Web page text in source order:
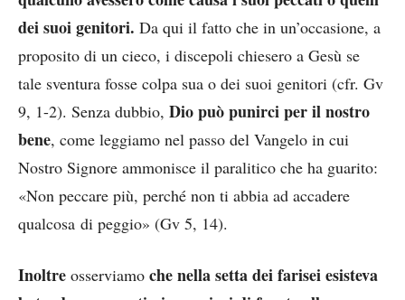
dei suoi genitori. Da qui il fatto che in un’occasione, a
proposito di un cieco, i discepoli chiesero a Gesù se
tale sventura fosse colpa sua o dei suoi genitori (cfr. Gv
9, 1-2). Senza dubbio, Dio può punirci per il nostro
bene, come leggiamo nel passo del Vangelo in cui
Nostro Signore ammonisce il paralitico che ha guarito:
«Non peccare più, perché non ti abbia ad accadere
qualcosa di peggio» (Gv 5, 14).
Inoltre osserviamo che nella setta dei farisei esisteva